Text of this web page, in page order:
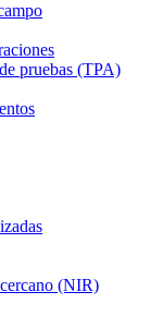
pruebas (TPA)
(NIR)